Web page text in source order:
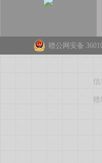
赣公网安备
信
赣